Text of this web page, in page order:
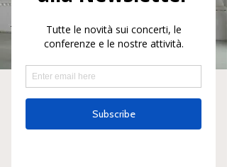
Valentina Ciardelli e
Massimo Giuseppe